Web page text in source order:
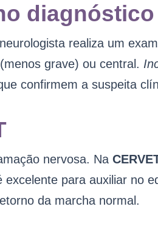
diagnóstico
realiza um
grave) ou central.
confirmem a suspeita
nervosa. Na
excelente para auxiliar no
da marcha normal.